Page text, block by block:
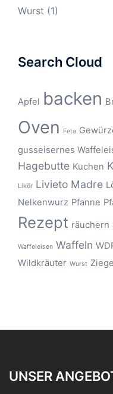
Wurst (1)
Search Cloud
Apfel backen
Oven
Feta
gusseisernes
Hagebutte Kuchen
Likör Livieto Madre
Nelkenwurz Pfanne
Rezept räuchern
Waffeleisen Waffeln
Wildkräuter Wurst
UNSER